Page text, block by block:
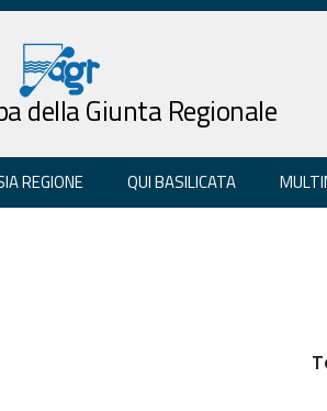
della Giunta Regionale
REGIONE QUI BASILICATA